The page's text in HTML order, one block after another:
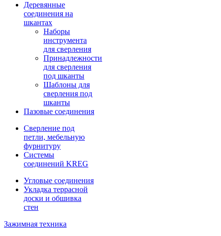
Деревянные
соединения на
шкантах
Наборы
инструмента
для сверления
Принадлежности
для сверления
под шканты
Шаблоны для
сверления под
шканты
Пазовые соединения
Сверление под
петли, мебельную
фурнитуру
Системы
соединений KREG
Угловые соединения
Укладка террасной
доски и обшивка
стен
Зажимная техника